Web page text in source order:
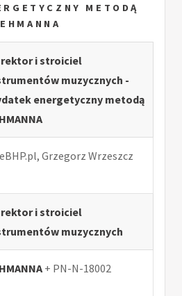
METODĄ
i stroiciel
muzycznych -
energetyczny metodą
Grzegorz Wrzeszcz
i stroiciel
muzycznych
+ PN-N-18002